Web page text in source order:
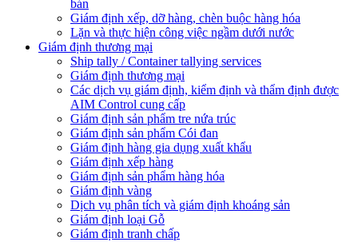
bán
Giám định xếp, dỡ hàng, chèn buộc hàng hóa
Lặn và thực hiện công việc ngầm dưới nước
Giám định thương mại
Ship tally / Container tallying services
Giám định thương mại
Các dịch vụ giám định, kiểm định và thẩm định được
AIM Control cung cấp
Giám định sản phẩm tre nứa trúc
Giám định sản phẩm Cói đan
Giám định hàng gia dụng xuất khẩu
Giám định xếp hàng
Giám định sản phẩm hàng hóa
Giám định vàng
Dịch vụ phân tích và giám định khoáng sản
Giám định loại Gỗ
Giám định tranh chấp